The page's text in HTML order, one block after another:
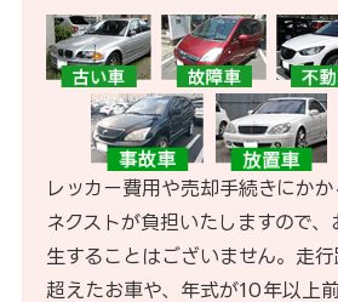
レッカー費用や売却手続きにか
ネクストが負担いたしますので
生することはございません。走
超えたお車や、年式が10年以上